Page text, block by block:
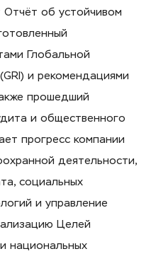
об устойчивом
Глобальной
и рекомендациями
прошедший
и общественного
прогресс компании
деятельности,
социальных
и управление
Целей
национальных